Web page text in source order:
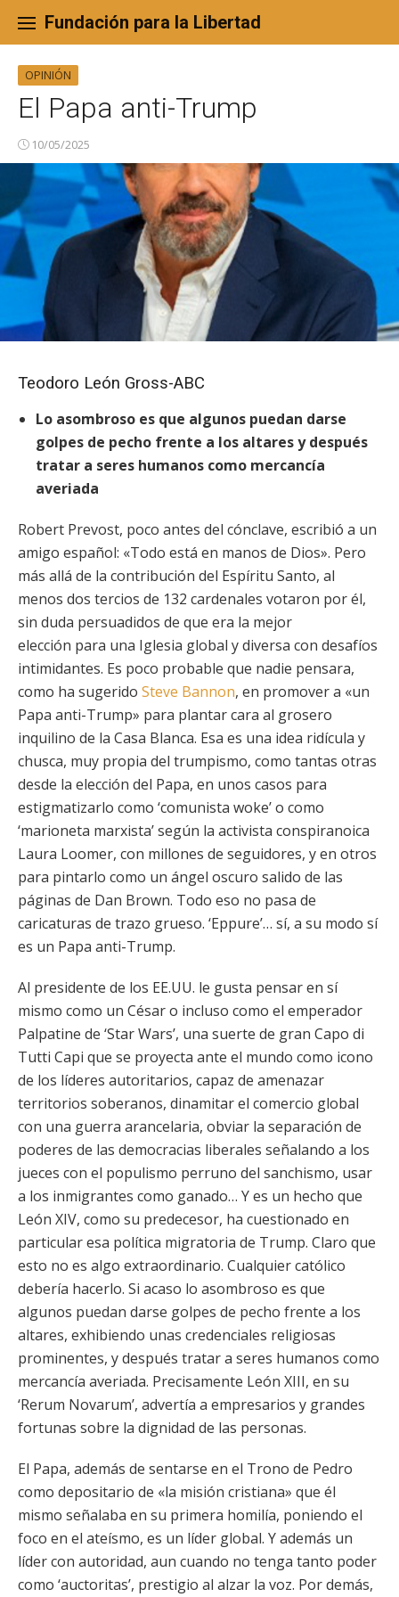
content
Fundación para la Libertad
OPINIÓN
El Papa anti-Trump
10/05/2025
Teodoro León Gross-ABC
Lo asombroso es que algunos puedan darse
golpes de pecho frente a los altares y después
tratar a seres humanos como mercancía
averiada
Robert Prevost, poco antes del cónclave, escribió a un
amigo español: «Todo está en manos de Dios». Pero
más allá de la contribución del Espíritu Santo, al
menos dos tercios de 132 cardenales votaron por él,
sin duda persuadidos de que era la mejor
elección para una Iglesia global y diversa con desafíos
intimidantes. Es poco probable que nadie pensara,
como ha sugerido Steve Bannon, en promover a «un
Papa anti-Trump» para plantar cara al grosero
inquilino de la Casa Blanca. Esa es una idea ridícula y
chusca, muy propia del trumpismo, como tantas otras
desde la elección del Papa, en unos casos para
estigmatizarlo como ‘comunista woke’ o como
‘marioneta marxista’ según la activista conspiranoica
Laura Loomer, con millones de seguidores, y en otros
para pintarlo como un ángel oscuro salido de las
páginas de Dan Brown. Todo eso no pasa de
caricaturas de trazo grueso. ‘Eppure’… sí, a su modo sí
es un Papa anti-Trump.
Al presidente de los EE.UU. le gusta pensar en sí
mismo como un César o incluso como el emperador
Palpatine de ‘Star Wars’, una suerte de gran Capo di
Tutti Capi que se proyecta ante el mundo como icono
de los líderes autoritarios, capaz de amenazar
territorios soberanos, dinamitar el comercio global
con una guerra arancelaria, obviar la separación de
poderes de las democracias liberales señalando a los
jueces con el populismo perruno del sanchismo, usar
a los inmigrantes como ganado… Y es un hecho que
León XIV, como su predecesor, ha cuestionado en
particular esa política migratoria de Trump. Claro que
esto no es algo extraordinario. Cualquier católico
debería hacerlo. Si acaso lo asombroso es que
algunos puedan darse golpes de pecho frente a los
altares, exhibiendo unas credenciales religiosas
prominentes, y después tratar a seres humanos como
mercancía averiada. Precisamente León XIII, en su
‘Rerum Novarum’, advertía a empresarios y grandes
fortunas sobre la dignidad de las personas.
El Papa, además de sentarse en el Trono de Pedro
como depositario de «la misión cristiana» que él
mismo señalaba en su primera homilía, poniendo el
foco en el ateísmo, es un líder global. Y además un
líder con autoridad, aun cuando no tenga tanto poder
como ‘auctoritas’, prestigio al alzar la voz. Por demás,